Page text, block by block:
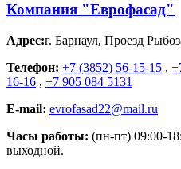
Компания "Еврофасад"
Адрес:г. Барнаул, Проезд
Телефон: +7 (3852) 56-15-15 ,
16-16 , +7 905 084 5131
E-mail: evrofasad22@mail.ru
Часы работы: (пн-пт) 09:00-
выходной.